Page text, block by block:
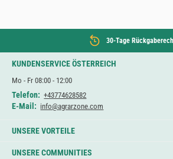
30-Tage
KUNDENSERVICE ÖSTERREICH
Mo - Fr 08:00 - 12:00
Telefon: +43774628582
E-Mail: info@agrarzone.com
UNSERE VORTEILE
UNSERE COMMUNITIES